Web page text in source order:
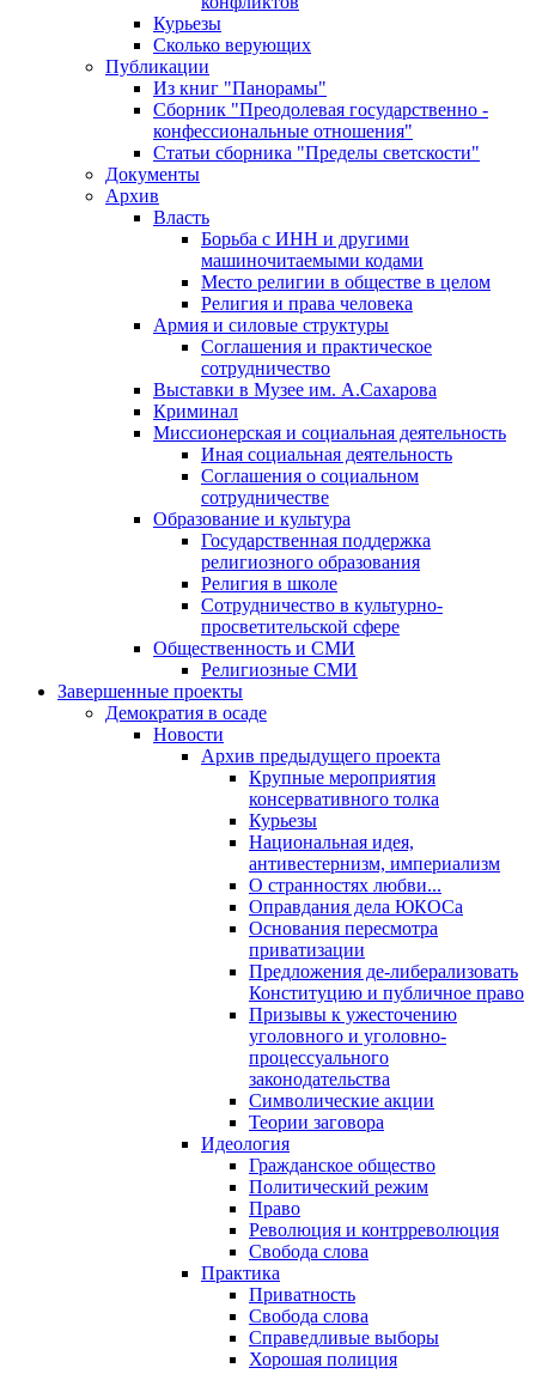
Курьезы
Сколько верующих
Публикации
Из книг "Панорамы"
Сборник "Преодолевая государственно -
конфессиональные отношения"
Статьи сборника "Пределы светскости"
Документы
Архив
Власть
Борьба с ИНН и другими
машиночитаемыми кодами
Место религии в обществе в целом
Религия и права человека
Армия и силовые структуры
Соглашения и практическое
сотрудничество
Выставки в Музее им. А.Сахарова
Криминал
Миссионерская и социальная деятельность
Иная социальная деятельность
Соглашения о социальном
сотрудничестве
Образование и культура
Государственная поддержка
религиозного образования
Религия в школе
Сотрудничество в культурно-
просветительской сфере
Общественность и СМИ
Религиозные СМИ
Завершенные проекты
Демократия в осаде
Новости
Архив предыдущего проекта
Крупные мероприятия
консервативного толка
Курьезы
Национальная идея,
антивестернизм, империализм
О странностях любви...
Оправдания дела ЮКОСа
Основания пересмотра
приватизации
Предложения де-либерализовать
Конституцию и публичное право
Призывы к ужесточению
уголовного и уголовно-
процессуального
законодательства
Символические акции
Теории заговора
Идеология
Гражданское общество
Политический режим
Право
Революция и контрреволюция
Свобода слова
Практика
Приватность
Свобода слова
Справедливые выборы
Хорошая полиция